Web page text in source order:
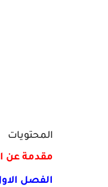
المحتويات
مقدمة عن
الفصل